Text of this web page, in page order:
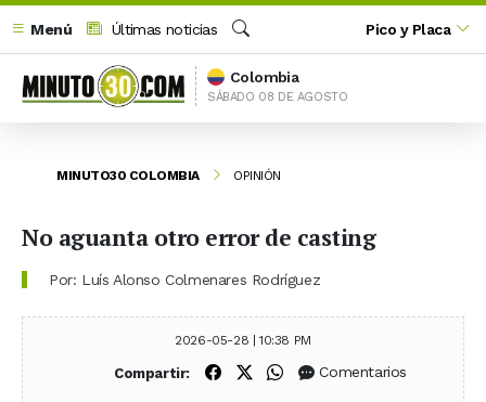
Menú
Últimas noticias
Buscar
Pico y Placa
Colombia
SÁBADO 08 DE AGOSTO
MINUTO30 COLOMBIA OPINIÓN
No aguanta otro error de casting
Por: Luís Alonso Colmenares Rodríguez
2026-05-28 | 10:38 PM
Compartir: Compartir en Facebook
Compartir en X (Twitter)
Compartir en WhatsApp
Comentarios